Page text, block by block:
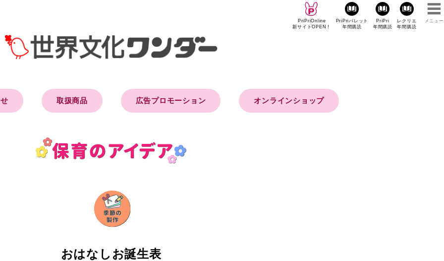
PriPriOnline
新サイトOPEN！
PriPriパレット
年間購読
PriPri
年間購読
レクリエ
年間購読
メニュー
取扱商品 広告プロモーション オンラインショップ
おはなしお誕生表